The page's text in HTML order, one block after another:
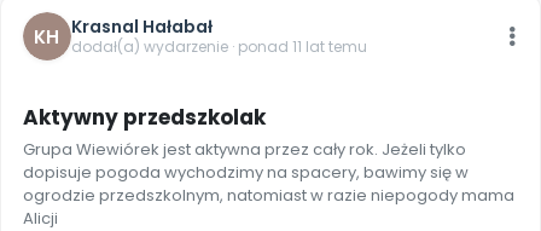
KH Krasnal Hałabał
dodał(a) wydarzenie · ponad 11 lat temu
Aktywny przedszkolak
Grupa Wiewiórek jest aktywna przez cały rok. Jeżeli tylko
dopisuje pogoda wychodzimy na spacery, bawimy się w
ogrodzie przedszkolnym, natomiast w razie niepogody mama
Alicji